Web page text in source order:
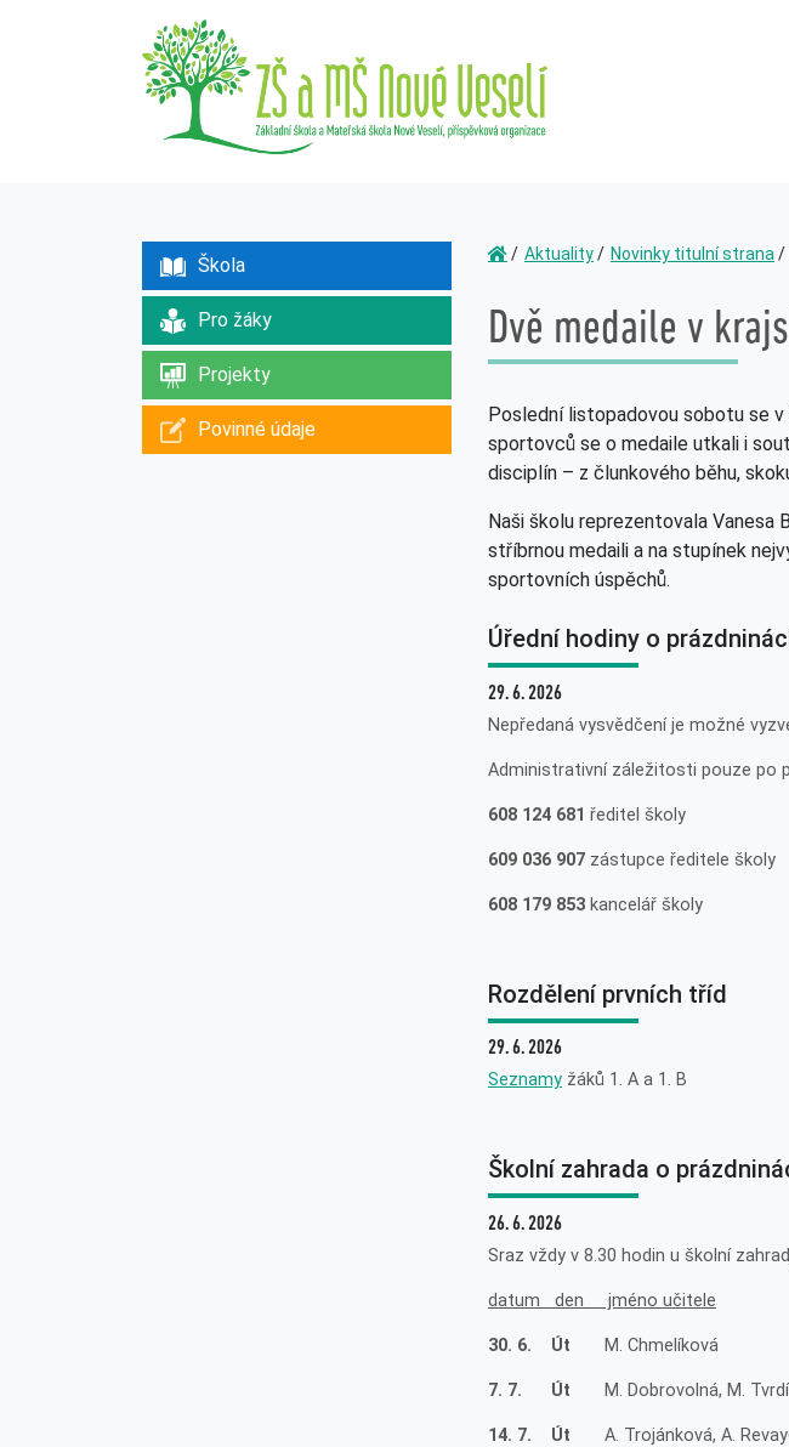
Škola
Pro žáky
Projekty
Povinné údaje
Aktuality Novinky titulní strana
Dvě medaile v
Poslední listopadovou sobotu se
sportovců se o medaile utkali i
disciplín – z člunkového běhu,
Naši školu reprezentovala Vanesa
stříbrnou medaili a na stupínek
sportovních úspěchů.
Úřední hodiny o
29. 6. 2026
Nepředaná vysvědčení je možné
Administrativní záležitosti pouze po
608 124 681 ředitel školy
609 036 907 zástupce ředitele školy
608 179 853 kancelář školy
Rozdělení prvních tříd
29. 6. 2026
Seznamy žáků 1. A a 1. B
Školní zahrada o
26. 6. 2026
Sraz vždy v 8.30 hodin u školní
datum den jméno učitele
30. 6. Út M. Chmelíková
7. 7. Út M. Dobrovolná, M.
14. 7. Út A. Trojánková, A.